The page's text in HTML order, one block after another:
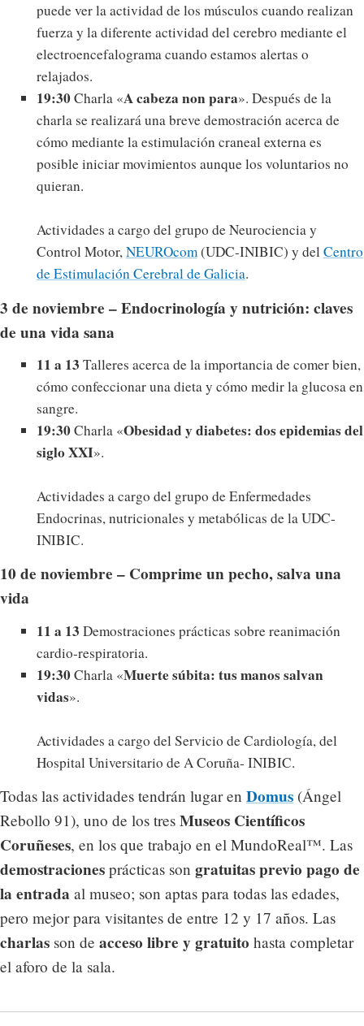
puede ver la actividad de los músculos cuando realizan
fuerza y la diferente actividad del cerebro mediante el
electroencefalograma cuando estamos alertas o
relajados.
19:30Charla «A cabeza non para». Después de la
charla se realizará una breve demostración acerca de
cómo mediante la estimulación craneal externa es
posible iniciar movimientos aunque los voluntarios no
quieran.
Actividades a cargo del grupo de Neurociencia y
Control Motor,NEUROcom(UDC-INIBIC) y delCentro
de Estimulación Cerebral de Galicia.
3 de noviembre – Endocrinología y nutrición: claves
de una vida sana
11 a 13 Talleres acerca de la importancia de comer bien,
cómo confeccionar una dieta y cómo medir la glucosa en
sangre.
19:30Charla «Obesidad y diabetes: dos epidemias del
siglo XXI».
Actividades a cargo del grupo de Enfermedades
Endocrinas, nutricionales y metabólicas de la UDC-
INIBIC.
10 de noviembre – Comprime un pecho, salva una
vida
11 a 13 Demostraciones prácticas sobre reanimación
cardio-respiratoria.
19:30Charla «Muerte súbita: tus manos salvan
vidas».
Actividades a cargo del Servicio de Cardiología, del
Hospital Universitario de A Coruña- INIBIC.
Todas las actividades tendrán lugar en Domus (Ángel
Rebollo 91), uno de los tres Museos Científicos
Coruñeses, en los que trabajo en el MundoReal™. Las
demostraciones prácticas son gratuitas previo pago de
la entrada al museo; son aptas para todas las edades,
pero mejor para visitantes de entre 12 y 17 años. Las
charlas son de acceso libre y gratuito hasta completar
el aforo de la sala.